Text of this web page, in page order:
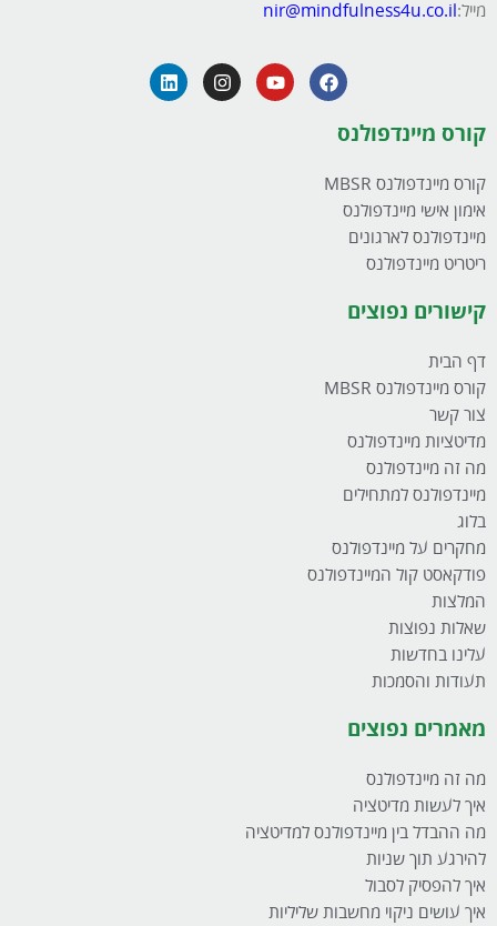
מייל:nir@mindfulness4u.co.il
קורס מיינדפולנס
קורס מיינדפולנס MBSR
אימון אישי מיינדפולנס
מיינדפולנס לארגונים
ריטריט מיינדפולנס
קישורים נפוצים
דף הבית
קורס מיינדפולנס MBSR
צור קשר
מדיטציות מיינדפולנס
מה זה מיינדפולנס
מיינדפולנס למתחילים
בלוג
מחקרים על מיינדפולנס
פודקאסט קול המיינדפולנס
המלצות
שאלות נפוצות
עלינו בחדשות
תעודות והסמכות
מאמרים נפוצים
מה זה מיינדפולנס
איך לעשות מדיטציה
מה ההבדל בין מיינדפולנס למדיטציה
להירגע תוך שניות
איך להפסיק לסבול
איך עושים ניקוי מחשבות שליליות